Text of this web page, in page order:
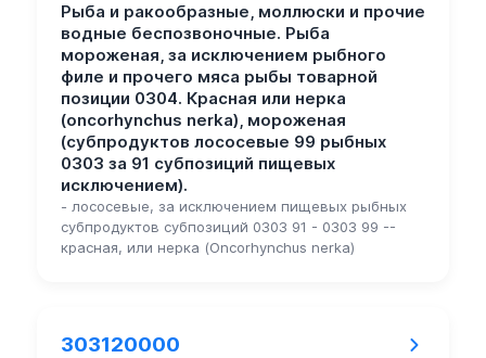
Рыба и ракообразные, моллюски и прочие
водные беспозвоночные. Рыба
мороженая, за исключением рыбного
филе и прочего мяса рыбы товарной
позиции 0304. Красная или нерка
(oncorhynchus nerka), мороженая
(субпродуктов лососевые 99 рыбных
0303 за 91 субпозиций пищевых
исключением).
- лососевые, за исключением пищевых рыбных
субпродуктов субпозиций 0303 91 - 0303 99 --
красная, или нерка (Oncorhynchus nerka)
303120000